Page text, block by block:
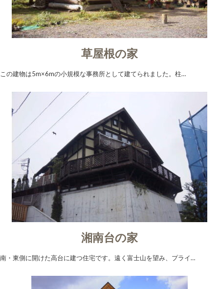
草屋根の家
この建物は5m×6mの小規模な事務所として建てられました。柱…
湘南台の家
南・東側に開けた高台に建つ住宅です。遠く富士山を望み、プライ…